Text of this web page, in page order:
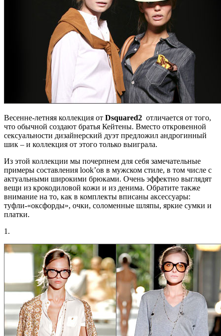
Весенне-летняя коллекция от Dsquared2 отличается от того,
что обычной создают братья Кейтены. Вместо откровенной
сексуальности дизайнерский дуэт предложил андрогинный
шик – и коллекция от этого только выиграла.
Из этой коллекции мы почерпнем для себя замечательные
примеры составления look’ов в мужском стиле, в том числе с
актуальными широкими брюками. Очень эффектно выглядят
вещи из крокодиловой кожи и из денима. Обратите также
внимание на то, как в комплекты вписаны аксессуары:
туфли-«оксфорды», очки, соломенные шляпы, яркие сумки и
платки.
1.